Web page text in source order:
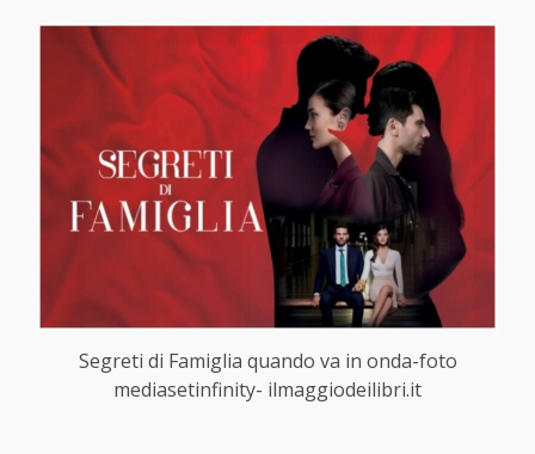
Segreti di Famiglia quando va in onda-foto
mediasetinfinity- ilmaggiodeilibri.it